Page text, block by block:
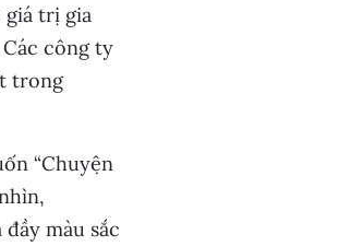
giá trị gia
công ty
trong
“Chuyện
màu sắc